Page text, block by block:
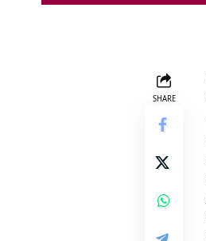
SHARE